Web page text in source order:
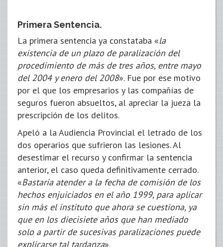
Primera Sentencia.
La primera sentencia ya constataba «la
existencia de un plazo de paralización del
procedimiento de más de tres años, entre mayo
del 2004 y enero del 2008». Fue por ese motivo
por el que los empresarios y las compañías de
seguros fueron absueltos, al apreciar la jueza la
prescripción de los delitos.
Apeló a la Audiencia Provincial el letrado de los
dos operarios que sufrieron las lesiones. Al
desestimar el recurso y confirmar la sentencia
anterior, el caso queda definitivamente cerrado.
«Bastaría atender a la fecha de comisión de los
hechos enjuiciados en el año 1999, para aplicar
sin más el instituto que ahora se cuestiona, ya
que en los diecisiete años que han mediado
solo a partir de sucesivas paralizaciones puede
explicarse tal tardanza».